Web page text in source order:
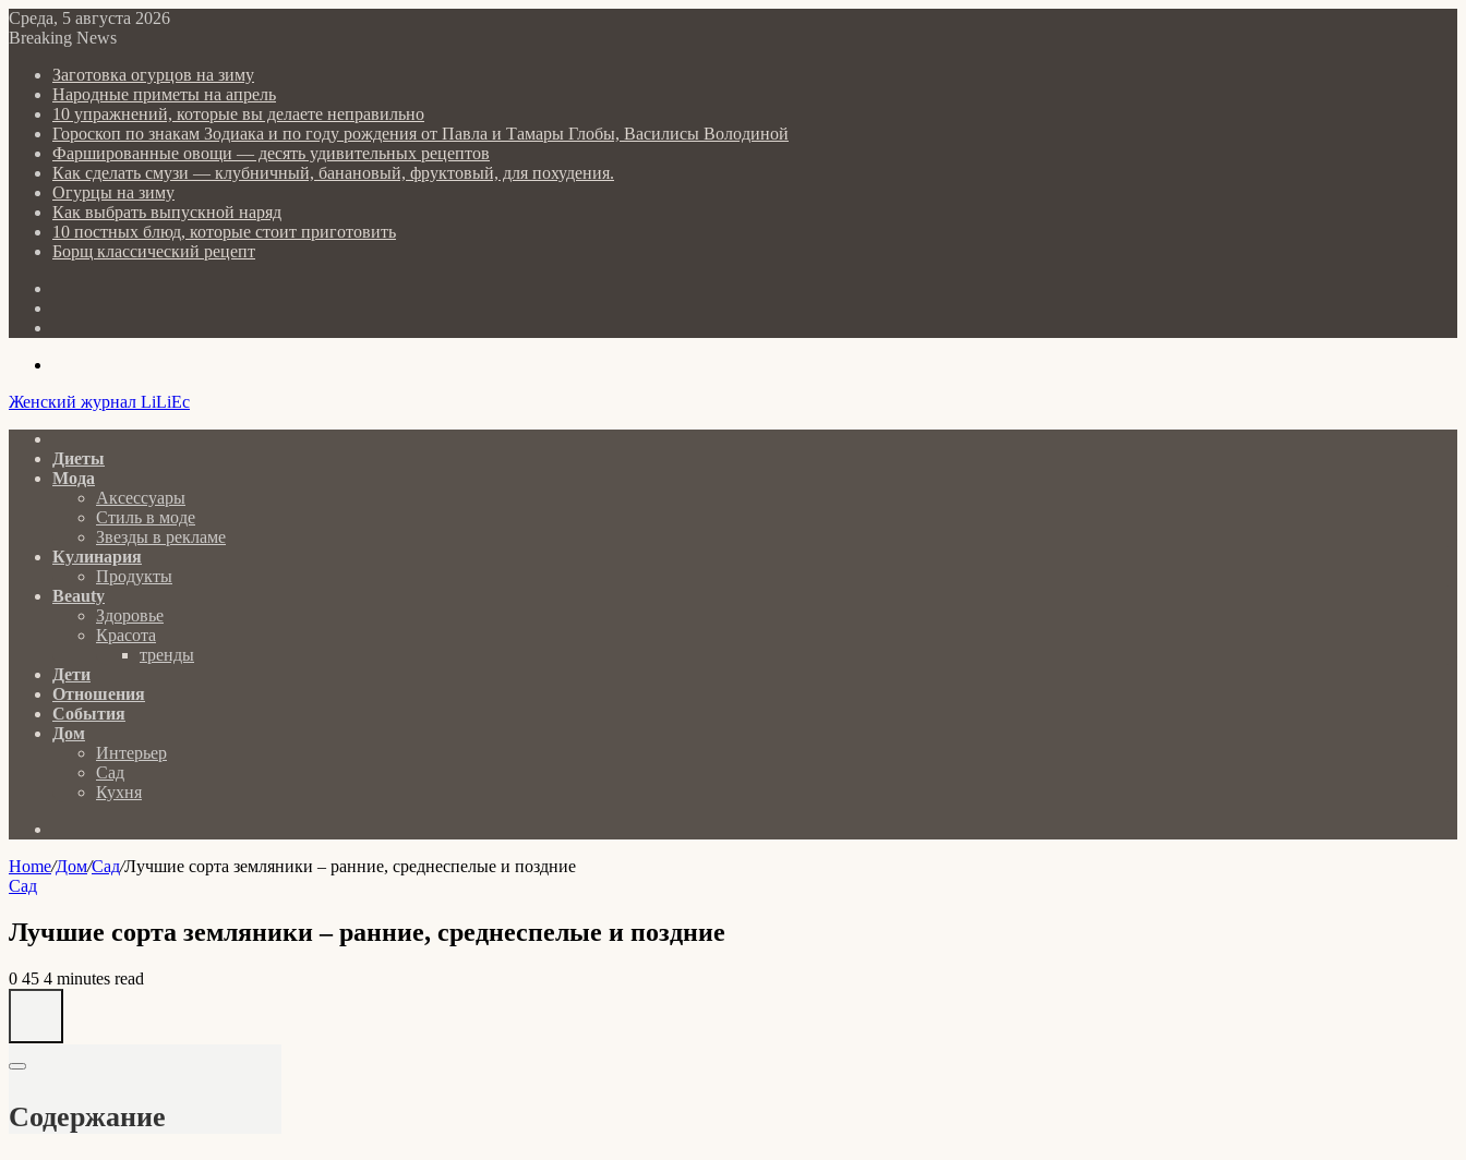
Среда, 5 августа 2026
Breaking News
Заготовка огурцов на зиму
Народные приметы на апрель
10 упражнений, которые вы делаете неправильно
Гороскоп по знакам Зодиака и по году рождения от Павла и Тамары Глобы, Василисы Володиной
Фаршированные овощи — десять удивительных рецептов
Как сделать cмузи — клубничный, банановый, фруктовый, для похудения.
Огурцы на зиму
Как выбрать выпускной наряд
10 постных блюд, которые стоит приготовить
Борщ классический рецепт
Женский журнал LiLiEc
Диеты
Мода
Аксессуары
Стиль в моде
Звезды в рекламе
Кулинария
Продукты
Beauty
Здоровье
Красота
тренды
Дети
Отношения
События
Дом
Интерьер
Сад
Кухня
Home/Дом/Сад/Лучшие сорта земляники – ранние, среднеспелые и поздние
Сад
Лучшие сорта земляники – ранние, среднеспелые и поздние
0 45 4 minutes read
Содержание